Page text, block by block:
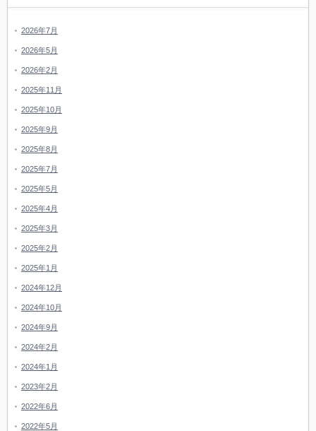
2026年7月
2026年5月
2026年2月
2025年11月
2025年10月
2025年9月
2025年8月
2025年7月
2025年5月
2025年4月
2025年3月
2025年2月
2025年1月
2024年12月
2024年10月
2024年9月
2024年2月
2024年1月
2023年2月
2022年6月
2022年5月